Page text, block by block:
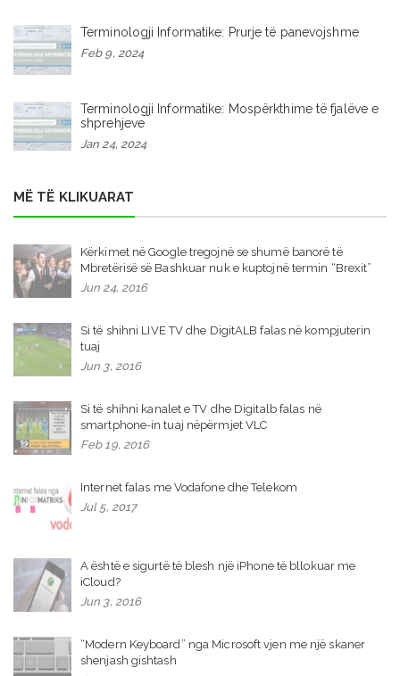
Terminologji Informatike: Prurje të panevojshme
Feb 9, 2024
Terminologji Informatike: Mospërkthime të fjalëve e
shprehjeve
Jan 24, 2024
MË TË KLIKUARAT
Kërkimet në Google tregojnë se shumë banorë të
Mbretërisë së Bashkuar nuk e kuptojnë termin “Brexit”
Jun 24, 2016
Si të shihni LIVE TV dhe DigitALB falas në kompjuterin
tuaj
Jun 3, 2016
Si të shihni kanalet e TV dhe Digitalb falas në
smartphone-in tuaj nëpërmjet VLC
Feb 19, 2016
Internet falas me Vodafone dhe Telekom
Jul 5, 2017
A është e sigurtë të blesh një iPhone të bllokuar me
iCloud?
Jun 3, 2016
“Modern Keyboard” nga Microsoft vjen me një skaner
shenjash gishtash